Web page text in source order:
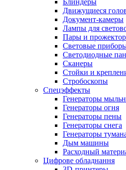
Блиндеры
Движущиеся
Документ-камеры
Лампы для
Пары и
Световые
Светодиодные
Сканеры
Стойки и
Стробоскопы
Спецэффекты
Генераторы
Генераторы огня
Генераторы пены
Генераторы снега
Генераторы
Дым машины
Расходный
Цифрове обладнання